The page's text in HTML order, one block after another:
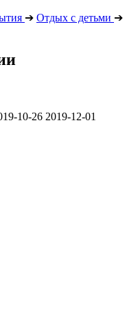
➔ Отдых с детьми ➔
10-26 2019-12-01